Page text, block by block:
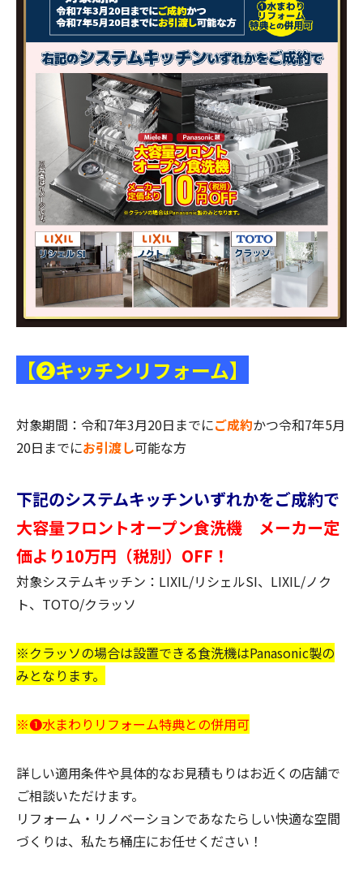
【❷キッチンリフォーム】
対象期間：令和7年3月20日までにご成約かつ令和7年5月
20日までにお引渡し可能な方
下記のシステムキッチンいずれかをご成約で
大容量フロントオープン食洗機 メーカー定
価より10万円（税別）OFF！
対象システムキッチン：LIXIL/リシェルSI、LIXIL/ノク
ト、TOTO/クラッソ
※クラッソの場合は設置できる食洗機はPanasonic製の
みとなります。
※❶水まわりリフォーム特典との併用可
詳しい適用条件や具体的なお見積もりはお近くの店舗で
ご相談いただけます。
リフォーム・リノベーションであなたらしい快適な空間
づくりは、私たち桶庄にお任せください！